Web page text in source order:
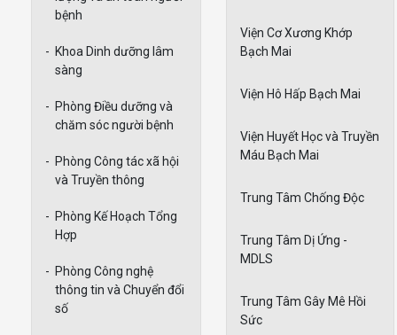
bệnh
- Khoa Dinh dưỡng lâm
sàng
- Phòng Điều dưỡng và
chăm sóc người bệnh
- Phòng Công tác xã hội
và Truyền thông
- Phòng Kế Hoạch Tổng
Hợp
- Phòng Công nghệ
thông tin và Chuyển đổi
số
Viện Cơ Xương Khớp
Bạch Mai
Viện Hô Hấp Bạch Mai
Viện Huyết Học và Truyền
Máu Bạch Mai
Trung Tâm Chống Độc
Trung Tâm Dị Ứng -
MDLS
Trung Tâm Gây Mê Hồi
Sức